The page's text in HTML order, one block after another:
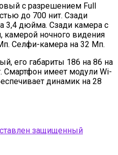
с разрешением Full
до 700 нит. Сзади
3,4 дюйма. Сзади камера с
ночного видения
Селфи-камера на 32 Мп.
его габариты 186 на 86 на
Смартфон имеет модули Wi-
динамик на 28
защищенный